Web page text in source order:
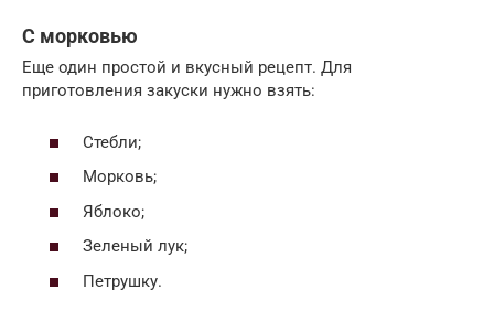
С морковью
Еще один простой и вкусный рецепт. Для
приготовления закуски нужно взять:
Стебли;
Морковь;
Яблоко;
Зеленый лук;
Петрушку.